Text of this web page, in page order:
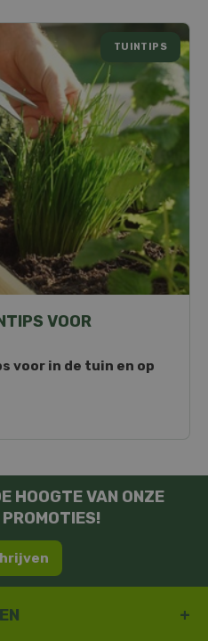
VOOR
TUINTIPS
voor in de tuin en op
HOOGTE VAN ONZE